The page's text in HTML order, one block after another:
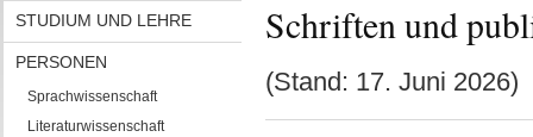
STUDIUM UND LEHRE
PERSONEN
Sprachwissenschaft
Literaturwissenschaft
Schriften und
(Stand: 17. Juni 2026)